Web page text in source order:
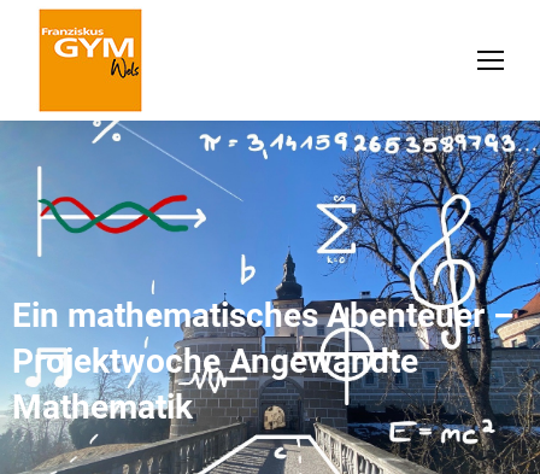
Ein mathematisches Abenteuer –
Projektwoche Angewandte
Mathematik